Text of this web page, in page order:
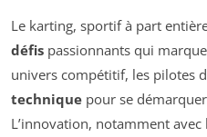
Le karting, sportif à part
défis passionnants qui
univers compétitif, les pilotes
technique pour se
L’innovation, notamment avec